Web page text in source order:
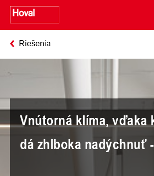
Riešenia
Vnútorná klíma, vďaka
dá zhlboka nadýchnuť